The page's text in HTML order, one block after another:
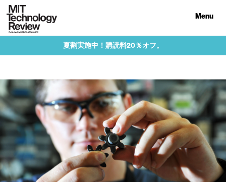
Menu
夏割実施中！購読料20％オフ。